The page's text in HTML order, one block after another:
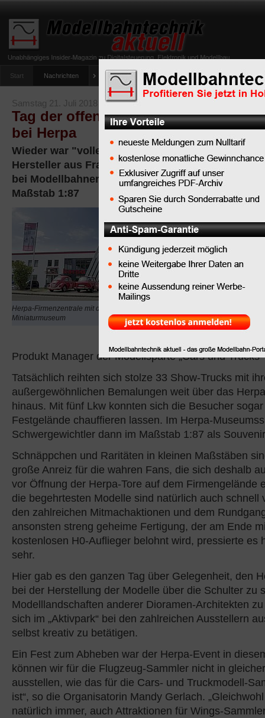
Start Nachrichten Tipps Newsletter Archiv Magazin
umfrage-viessmann-multiprotokoll-lichtdecoder
Samstag 21. Juli 2018
Tag der offenen Tür: Truck- und
bei Herpa
Wieder war "volles Haus" am Tag der offenen
Hersteller aus Franken. Die Herpa-
bei Modellbahnern großer Beliebtheit -
Maßstab 1:87
Herpa-Firmenzentrale mit dem
Miniaturmuseum
Rund 7.000
Modellfans aus
ganz Europa
kamen am 7.
Juli zu
Produktion des
Freunde rund um ihr
treffen. „So viele
noch nie“, freut sich
Produkt Manager der Modellsparte „Cars und
Tatsächlich reihten sich stolze 33 Show-Trucks mit
außergewöhnlichen Bemalungen weit über das
hinaus. Mit fünf Lkw konnten sich die Besucher
Festgelände chauffieren lassen. Im Herpa-
Schwergewichtler dann im Maßstab 1:87 als
Schnäppchen und Raritäten in kleinen Maßstäben
große Anreiz für die wahren Fans, die sich deshalb
vor Öffnung der Herpa-Tore auf dem Firmengelände
die begehrtesten Modelle sind natürlich auch schnell
den zahlreichen Mitmachaktionen und dem
ansonsten streng geheime Fertigung, der am Ende
kostenlosen H0-Auflieger belohnt wird, pressierte es
sehr.
Hier gab es den ganzen Tag über Gelegenheit, den
bei der Herstellung der Modelle über die Schulter zu
Modelllandschaften anderer Dioramen-Architekten
sich im „Aktivpark“ bei den zahlreichen Ausstellern
selbst kreativ zu betätigen.
Ein Fest zum Abheben war der Herpa-Event in
können wir für die Flugzeug-Sammler nicht in
ausstellen, wie das für die Cars- und Truckmodell-
ist“, so die Organisatorin Mandy Gerlach.
natürlich immer, auch Attraktionen für Wings-